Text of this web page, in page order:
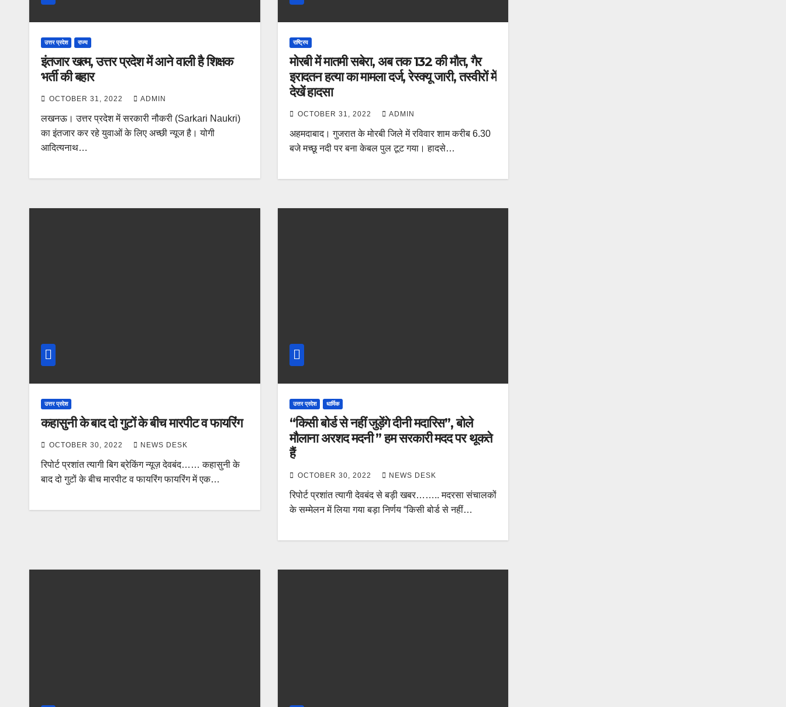
उत्तर प्रदेश राज्य
इंतजार खत्म, उत्तर प्रदेश में आने वाली है शिक्षक
भर्ती की बहार
OCTOBER 31, 2022 ADMIN
लखनऊ। उत्तर प्रदेश में सरकारी नौकरी (Sarkari Naukri)
का इंतजार कर रहे युवाओं के लिए अच्छी न्यूज है। योगी
आदित्यनाथ…
राष्ट्रिय
मोरबी में मातमी सबेरा, अब तक 132 की मौत, गैर
इरादतन हत्या का मामला दर्ज, रेस्क्यू जारी, तस्वीरों में
देखें हादसा
OCTOBER 31, 2022 ADMIN
अहमदाबाद। गुजरात के मोरबी जिले में रविवार शाम करीब 6.30
बजे मच्छू नदी पर बना केबल पुल टूट गया। हादसे…
उत्तर प्रदेश
कहासुनी के बाद दो गुटों के बीच मारपीट व फायरिंग
OCTOBER 30, 2022 NEWS DESK
रिपोर्ट प्रशांत त्यागी बिग ब्रेकिंग न्यूज़ देवबंद…… कहासुनी के
बाद दो गुटों के बीच मारपीट व फायरिंग फायरिंग में एक…
उत्तर प्रदेश धार्मिक
“किसी बोर्ड से नहीं जुड़ेंगे दीनी मदारिस”, बोले
मौलाना अरशद मदनी ” हम सरकारी मदद पर थूकते
हैं
OCTOBER 30, 2022 NEWS DESK
रिपोर्ट प्रशांत त्यागी देवबंद से बड़ी खबर…….. मदरसा संचालकों
के सम्मेलन में लिया गया बड़ा निर्णय “किसी बोर्ड से नहीं…